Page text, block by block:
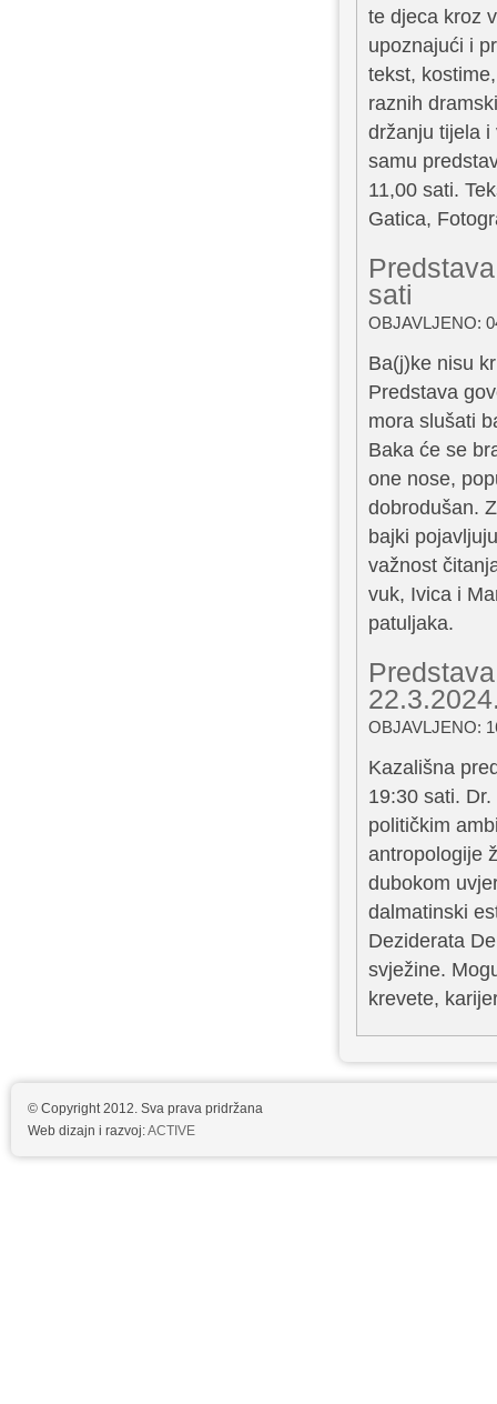
te djeca kroz
upoznajući i
tekst,
raznih
držanju tijela i
samu
11,00 sati.
Gatica,
sati
OBJAVLJENO:
Ba(j)ke nisu
Predstava
mora slušati
Baka će se
one nose,
dobrodušan.
bajki
važnost
vuk, Ivica i
patuljaka.
OBJAVLJENO:
Kazališna
19:30 sati.
političkim
antropologije
dubokom
dalmatinski
Deziderata
svježine.
krevete,
© Copyright 2012. Sva prava pridržana
Web dizajn i razvoj:ACTIVE